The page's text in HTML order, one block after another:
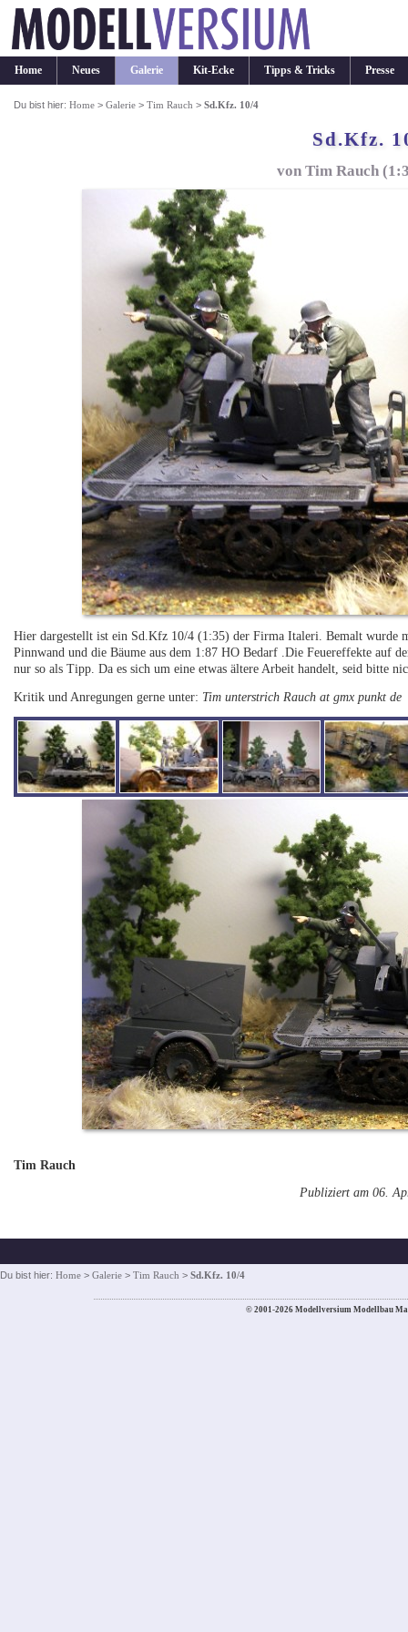
Home Neues Galerie Kit-Ecke Tipps & Tricks Presse
Du bist hier:Home >Galerie >Tim Rauch >Sd.Kfz. 10/4
Sd.Kfz.
von Tim Rauch
Hier dargestellt ist ein Sd.Kfz 10/4 (1:35) der Firma Italeri. Bemalt wurde
Pinnwand und die Bäume aus dem 1:87 HO Bedarf .Die Feuereffekte auf
nur so als Tipp. Da es sich um eine etwas ältere Arbeit handelt, seid bitte
Kritik und Anregungen gerne unter: Tim unterstrich Rauch at gmx punkt de
Tim Rauch
Publiziert am 06.
Du bist hier: Home > Galerie > Tim Rauch > Sd.Kfz. 10/4
© 2001-2026 Modellversium Modellbau